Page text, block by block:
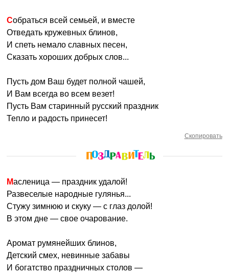
Собраться всей семьей, и вместе
Отведать кружевных блинов,
И спеть немало славных песен,
Сказать хороших добрых слов...
Пусть дом Ваш будет полной чашей,
И Вам всегда во всем везет!
Пусть Вам старинный русский праздник
Тепло и радость принесет!
Скопировать
Масленица — праздник удалой!
Развеселые народные гулянья...
Стужу зимнюю и скуку — с глаз долой!
В этом дне — свое очарование.
Аромат румянейших блинов,
Детский смех, невинные забавы
И богатство праздничных столов —